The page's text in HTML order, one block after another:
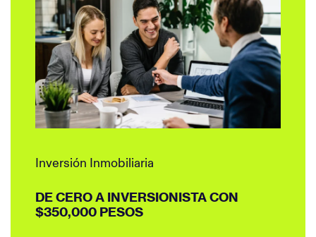
Inversión Inmobiliaria
DE CERO A INVERSIONISTA CON
$350,000 PESOS